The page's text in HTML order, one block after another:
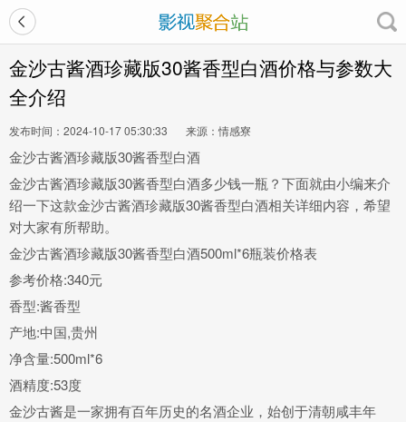
金沙古酱酒珍藏版30酱香型白酒价格与参数大
全介绍
发布时间：2024-10-17 05:30:33 来源：情感寮
金沙古酱酒珍藏版30酱香型白酒
金沙古酱酒珍藏版30酱香型白酒多少钱一瓶？下面就由小编来介
绍一下这款金沙古酱酒珍藏版30酱香型白酒相关详细内容，希望
对大家有所帮助。
金沙古酱酒珍藏版30酱香型白酒500ml*6瓶装价格表
参考价格:340元
香型:酱香型
产地:中国,贵州
净含量:500ml*6
酒精度:53度
金沙古酱是一家拥有百年历史的名酒企业，始创于清朝咸丰年